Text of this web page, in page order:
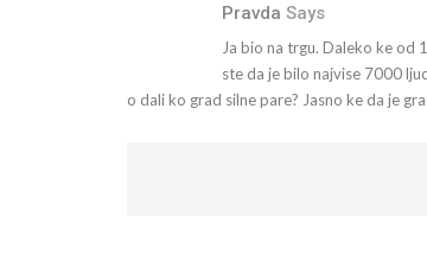
Pravda Says
Ja bio na trgu. Daleko ke od
ste da je bilo najvise 7000
o dali ko grad silne pare? Jasno ke da je